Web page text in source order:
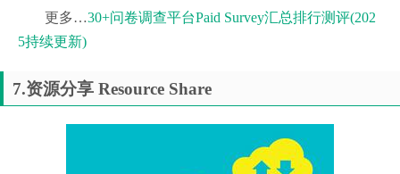
更多…30+问卷调查平台Paid Survey汇总排行测评(202
5持续更新)
7.资源分享 Resource Share